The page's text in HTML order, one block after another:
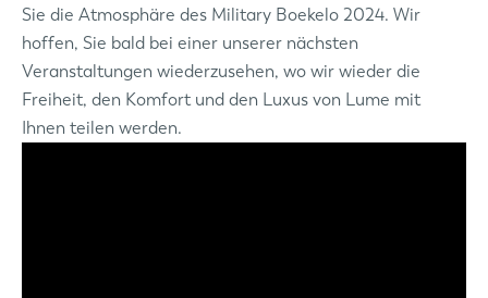
Sie die Atmosphäre des Military Boekelo 2024. Wir
hoffen, Sie bald bei einer unserer nächsten
Veranstaltungen wiederzusehen, wo wir wieder die
Freiheit, den Komfort und den Luxus von Lume mit
Ihnen teilen werden.